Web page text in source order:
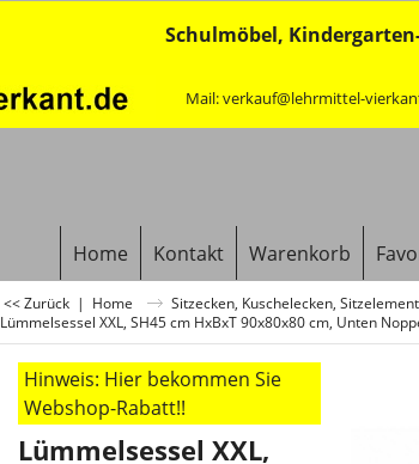
Schulmöbel,
Mail: verkauf@lehrmittel-
Home Kontakt Warenkorb
<< Zurück | Home Sitzecken, Kuschelecken,
Lümmelsessel XXL, SH45 cm HxBxT 90x80x80 cm, Unten
Hinweis: Hier bekommen Sie
Webshop-Rabatt!!
Lümmelsessel XXL,